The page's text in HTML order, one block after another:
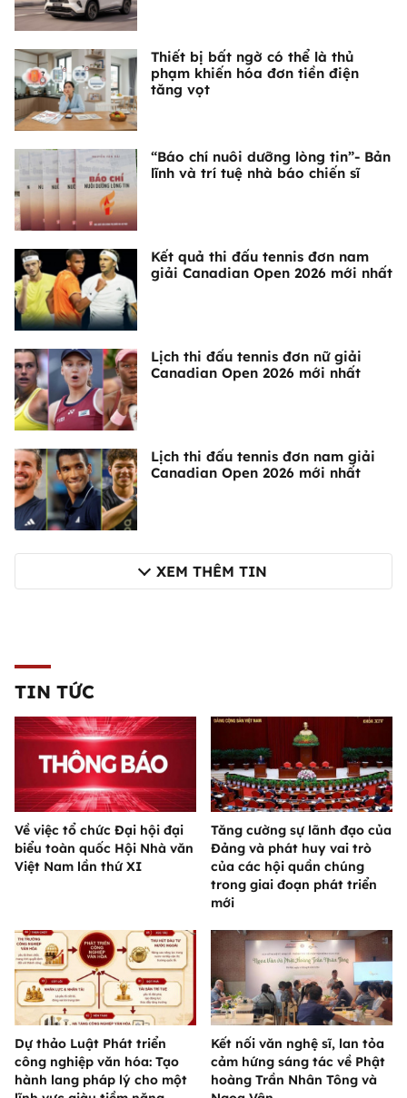
Thiết bị bất ngờ có thể là thủ
phạm khiến hóa đơn tiền điện
tăng vọt
“Báo chí nuôi dưỡng lòng tin”- Bản
lĩnh và trí tuệ nhà báo chiến sĩ
Kết quả thi đấu tennis đơn nam
giải Canadian Open 2026 mới nhất
Lịch thi đấu tennis đơn nữ giải
Canadian Open 2026 mới nhất
Lịch thi đấu tennis đơn nam giải
Canadian Open 2026 mới nhất
XEM THÊM TIN
TIN TỨC
Về việc tổ chức Đại hội đại
biểu toàn quốc Hội Nhà văn
Việt Nam lần thứ XI
Tăng cường sự lãnh đạo của
Đảng và phát huy vai trò
của các hội quần chúng
trong giai đoạn phát triển
mới
Dự thảo Luật Phát triển
công nghiệp văn hóa: Tạo
hành lang pháp lý cho một
Kết nối văn nghệ sĩ, lan tỏa
cảm hứng sáng tác về Phật
hoàng Trần Nhân Tông và